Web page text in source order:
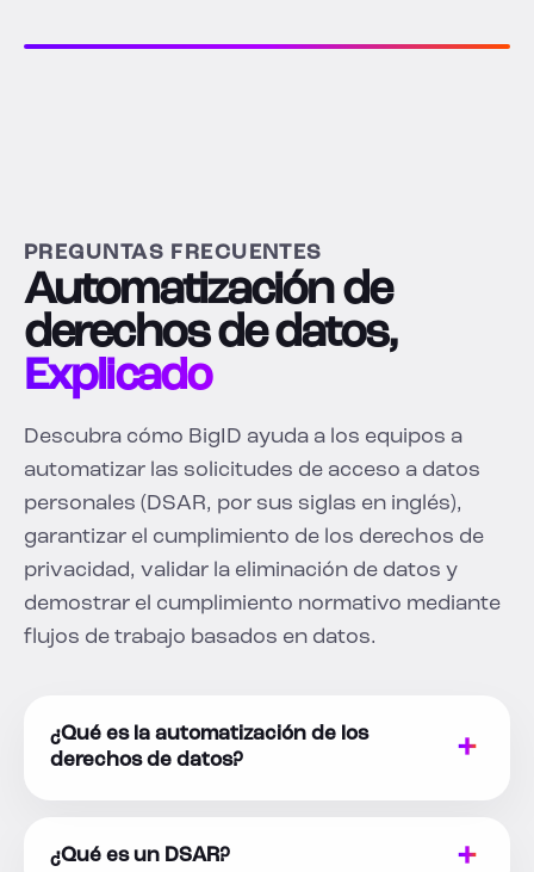
PREGUNTAS FRECUENTES
Automatización de
derechos de datos,
Explicado
Descubra cómo BigID ayuda a los equipos a
automatizar las solicitudes de acceso a datos
personales (DSAR, por sus siglas en inglés),
garantizar el cumplimiento de los derechos de
privacidad, validar la eliminación de datos y
demostrar el cumplimiento normativo mediante
flujos de trabajo basados en datos.
¿Qué es la automatización de los
derechos de datos?
¿Qué es un DSAR?